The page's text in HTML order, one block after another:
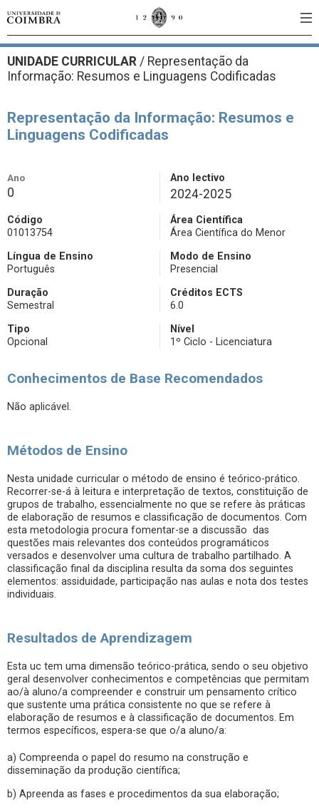
UNIDADE CURRICULAR / Representação da
Informação: Resumos e Linguagens Codificadas
Representação da Informação: Resumos e
Linguagens Codificadas
Ano
0
Ano lectivo
2024-2025
Código
01013754
Área Científica
Área Científica do Menor
Língua de Ensino
Português
Modo de Ensino
Presencial
Duração
Semestral
Créditos ECTS
6.0
Tipo
Opcional
Nível
1º Ciclo - Licenciatura
Conhecimentos de Base Recomendados
Não aplicável.
Métodos de Ensino
Nesta unidade curricular o método de ensino é teórico-prático.
Recorrer-se-á à leitura e interpretação de textos, constituição de
grupos de trabalho, essencialmente no que se refere às práticas
de elaboração de resumos e classificação de documentos. Com
esta metodologia procura fomentar-se a discussão das
questões mais relevantes dos conteúdos programáticos
versados e desenvolver uma cultura de trabalho partilhado. A
classificação final da disciplina resulta da soma dos seguintes
elementos: assiduidade, participação nas aulas e nota dos testes
individuais.
Resultados de Aprendizagem
Esta uc tem uma dimensão teórico-prática, sendo o seu objetivo
geral desenvolver conhecimentos e competências que permitam
ao/à aluno/a compreender e construir um pensamento crítico
que sustente uma prática consistente no que se refere à
elaboração de resumos e à classificação de documentos. Em
termos específicos, espera-se que o/a aluno/a:
a) Compreenda o papel do resumo na construção e
disseminação da produção científica;
b) Apreenda as fases e procedimentos da sua elaboração;